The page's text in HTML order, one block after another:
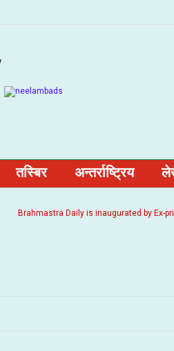
तस्बिर अन्तर्राष्ट्रिय
Brahmastra Daily is inaugurated by Ex-